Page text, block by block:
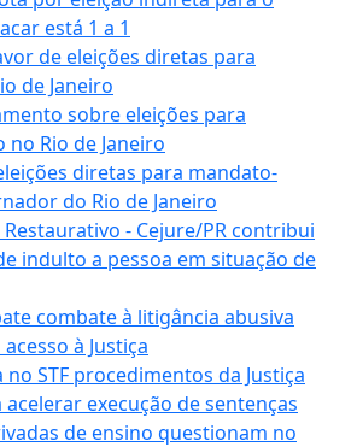
está 1 a 1
de eleições diretas para
de Janeiro
sobre eleições para
Rio de Janeiro
diretas para mandato-
do Rio de Janeiro
- Cejure/PR contribui
indulto a pessoa em situação de
combate à litigância abusiva
à Justiça
STF procedimentos da Justiça
execução de sentenças
de ensino questionam no